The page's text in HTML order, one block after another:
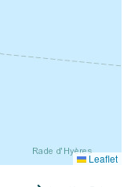
Leaflet